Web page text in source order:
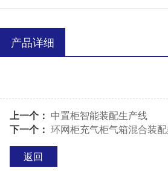
产品详细
上一个： 中置柜智能装配生产线
下一个： 环网柜充气柜气箱混合装
返回